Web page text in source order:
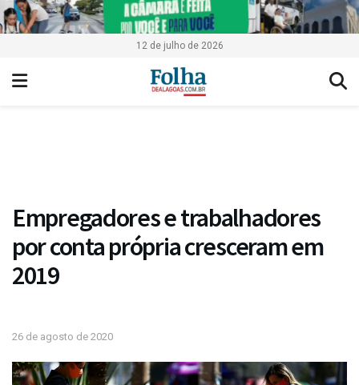
12 de julho de 2026
Empregadores e trabalhadores
por conta própria cresceram em
2019
26 de agosto de 2020